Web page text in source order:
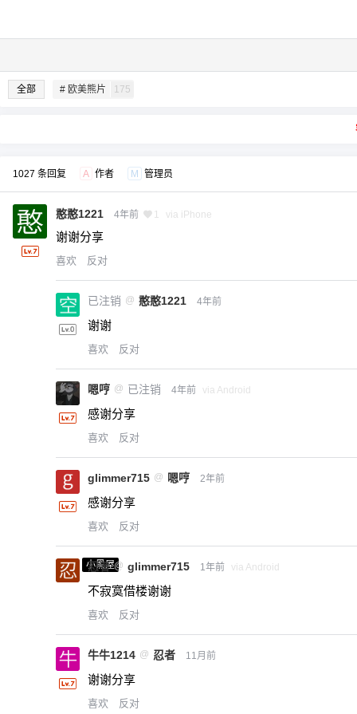
全部 # 欧美熊片 175
1027 条回复 A 作者 M 管理员
憨憨1221 4年前 1 via iPhone
谢谢分享
喜欢 反对
已注销 @ 憨憨1221 4年前
谢谢
喜欢 反对
嗯哼 @ 已注销 4年前 via Android
感谢分享
喜欢 反对
glimmer715 @ 嗯哼 2年前
感谢分享
喜欢 反对
小黑屋
忍者 @ glimmer715 1年前 via Android
不寂寞借楼谢谢
喜欢 反对
牛牛1214 @ 忍者 11月前
谢谢分享
喜欢 反对